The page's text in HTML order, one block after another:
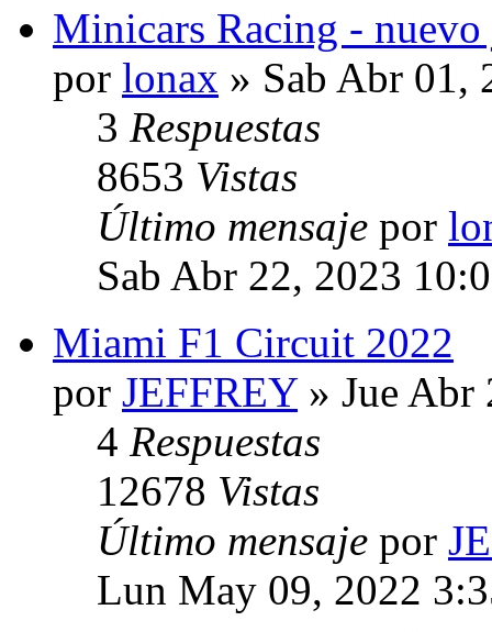
Minicars Racing - nuevo
por lonax » Sab Abr 01,
3 Respuestas
8653 Vistas
Último mensaje por
Sab Abr 22, 2023
Miami F1 Circuit 2022
por JEFFREY» Jue Abr
4 Respuestas
12678 Vistas
Último mensaje por
Lun May 09, 2022